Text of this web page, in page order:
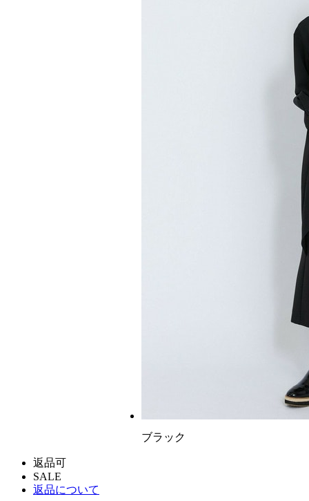
ブラック
返品可
SALE
返品について